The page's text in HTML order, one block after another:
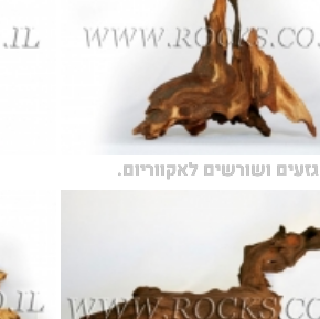
גזעים ושורשים לאקווריום.